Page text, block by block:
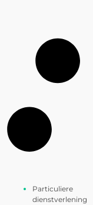
Particuliere
dienstverlening